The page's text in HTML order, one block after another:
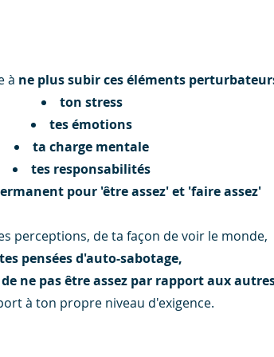
à ne plus subir ces éléments
ton stress
tes émotions
ta charge mentale
tes responsabilités
pour 'être assez' et 'faire assez'
perceptions, de ta façon de voir le monde,
tes pensées d'auto-sabotage,
ne pas être assez par rapport aux
à ton propre niveau d'exigence.